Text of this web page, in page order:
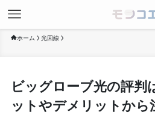
ホーム 光回線
ビッグローブ光の評判
ットやデメリットから